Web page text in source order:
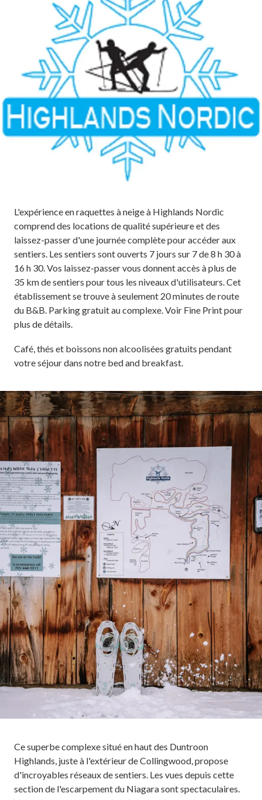
L'expérience en raquettes à neige à Highlands Nordic
comprend des locations de qualité supérieure et des
laissez-passer d'une journée complète pour accéder aux
sentiers. Les sentiers sont ouverts 7 jours sur 7 de 8 h 30 à
16 h 30. Vos laissez-passer vous donnent accès à plus de
35 km de sentiers pour tous les niveaux d'utilisateurs. Cet
établissement se trouve à seulement 20 minutes de route
du B&B. Parking gratuit au complexe. Voir Fine Print pour
plus de détails.
Café, thés et boissons non alcoolisées gratuits pendant
votre séjour dans notre bed and breakfast.
Ce superbe complexe situé en haut des Duntroon
Highlands, juste à l'extérieur de Collingwood, propose
d'incroyables réseaux de sentiers. Les vues depuis cette
section de l'escarpement du Niagara sont spectaculaires.